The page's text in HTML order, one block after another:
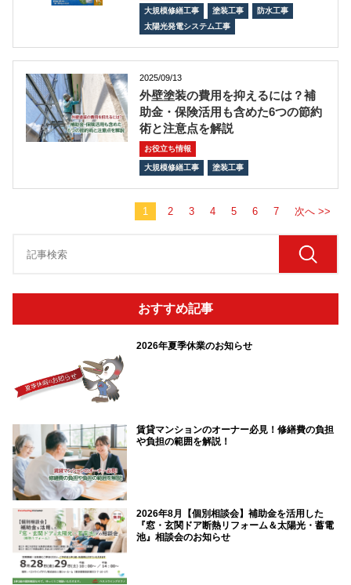
大規模修繕工事 塗装工事
防水工事
太陽光発電システム工事
2025/09/13
外壁塗装の費用を抑えるには？補
助金・保険活用も含めた6つの節約
術と注意点を解説
お役立ち情報
大規模修繕工事 塗装工事
1 2 3 4 5 6 7 次へ >>
おすすめ記事
2026年夏季休業のお知らせ
賃貸マンションのオーナー必見！修繕費の負担
や負担の範囲を解説！
2026年8月【個別相談会】補助金を活用した
『窓・玄関ドア断熱リフォーム＆太陽光・蓄電
池』相談会のお知らせ